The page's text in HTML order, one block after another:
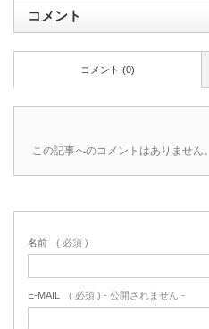
コメント
コメント (0)
この記事へのコメントはありません。
名前 ( 必須 )
E-MAIL ( 必須 ) - 公開されません -